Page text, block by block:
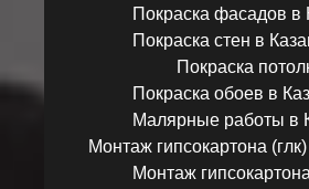
Покраска фасадов в
Покраска стен в
Покраска
Покраска обоев в
Малярные работы в
Монтаж гипсокартона (глк)
Монтаж